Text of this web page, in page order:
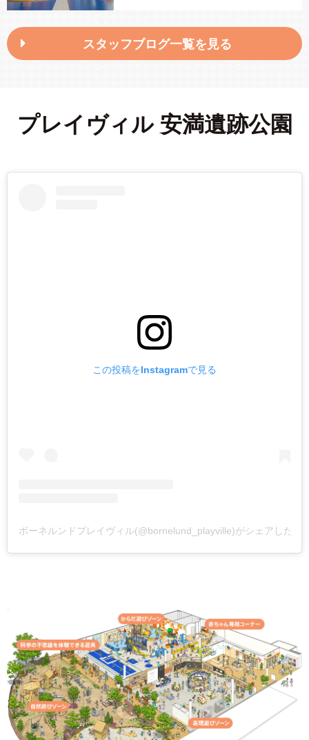
スタッフブログ一覧を見る
プレイヴィル 安満遺跡公園
この投稿をInstagramで見る
ボーネルンドプレイヴィル(@bornelund_playville)がシェアした投